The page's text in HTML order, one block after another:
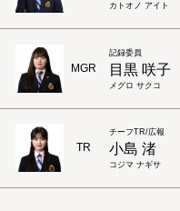
カトオノ アイト
MGR
記録委員
目黒 咲子
メグロ サクコ
TR
チーフTR/広報
小島 渚
コジマ ナギサ